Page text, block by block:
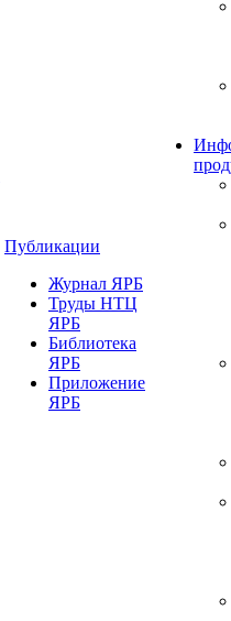
Публикации
Журнал ЯРБ
Труды НТЦ
ЯРБ
Библиотека
ЯРБ
Приложение
ЯРБ